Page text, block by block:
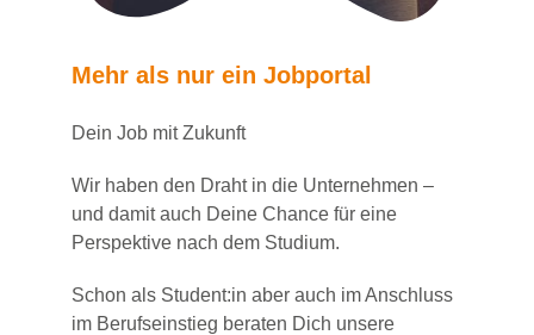
Mehr als nur ein Jobportal
Dein Job mit Zukunft
Wir haben den Draht in die Unternehmen –
und damit auch Deine Chance für eine
Perspektive nach dem Studium.
Schon als Student:in aber auch im Anschluss
im Berufseinstieg beraten Dich unsere